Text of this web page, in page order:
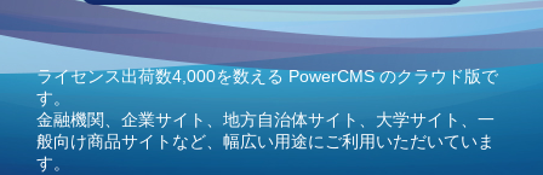
ライセンス出荷数4,000を数える PowerCMS のクラウド版で
す。
金融機関、企業サイト、地方自治体サイト、大学サイト、一
般向け商品サイトなど、幅広い用途にご利用いただいていま
す。